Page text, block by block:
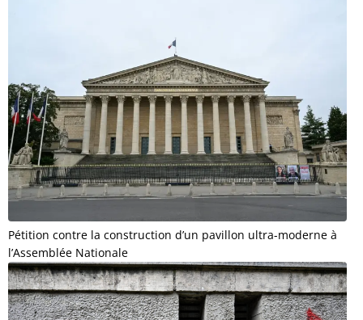
Pétition contre la construction d’un pavillon ultra-moderne à
l’Assemblée Nationale